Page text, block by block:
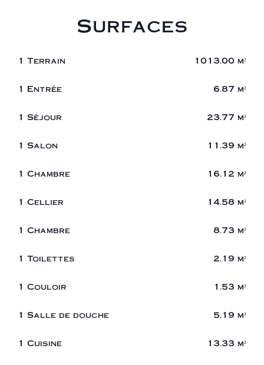
Surfaces
1 Terrain 1013.00 m²
1 Entrée 6.87 m²
1 Séjour 23.77 m²
1 Salon 11.39 m²
1 Chambre 16.12 m²
1 Cellier 14.58 m²
1 Chambre 8.73 m²
1 Toilettes 2.19 m²
1 Couloir 1.53 m²
1 Salle de douche 5.19 m²
1 Cuisine 13.33 m²